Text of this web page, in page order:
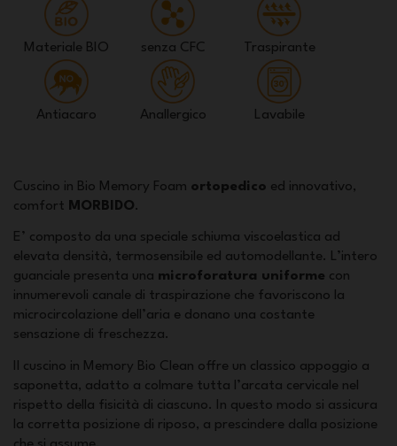
Materiale BIO senza CFC Traspirante
Antiacaro Anallergico Lavabile
Cuscino in Bio Memory Foam ortopedico ed innovativo,
comfort MORBIDO.
E’ composto da una speciale schiuma viscoelastica ad
elevata densità, termosensibile ed automodellante. L’intero
guanciale presenta una microforatura uniforme con
innumerevoli canale di traspirazione che favoriscono la
microcircolazione dell’aria e donano una costante
sensazione di freschezza.
Il cuscino in Memory Bio Clean offre un classico appoggio a
saponetta, adatto a colmare tutta l’arcata cervicale nel
rispetto della fisicità di ciascuno. In questo modo si assicura
la corretta posizione di riposo, a prescindere dalla posizione